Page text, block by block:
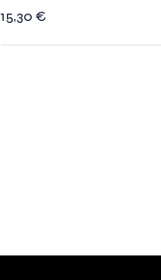
15,30€